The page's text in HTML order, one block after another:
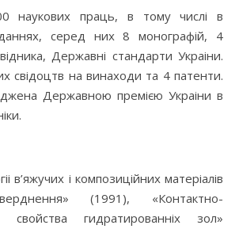
наукових праць, в тому числі в
серед них 8 монографій, 4
Державні стандарти Украіни.
свідоцтв на винаходи та 4 патенти.
Державною премією Украіни в
в’яжучих і композиційних матеріалів
(1991), «Контактно-
свойства гидратированніх зол»